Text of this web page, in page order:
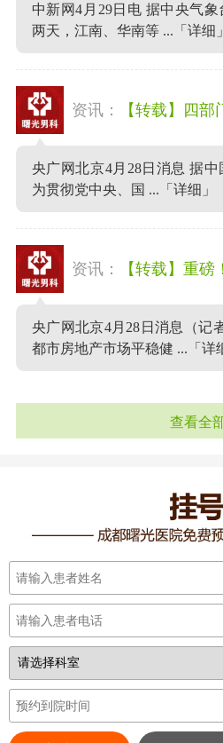
中新网4月29日电 据中央气
两天，江南、华南等 ... 「详细」
资讯： 【转载】四部
央广网北京4月28日消息 据中
为贯彻党中央、国 ... 「详细」
资讯： 【转载】重磅
央广网北京4月28日消息（记
都市房地产市场平稳健 ... 「详
查看全